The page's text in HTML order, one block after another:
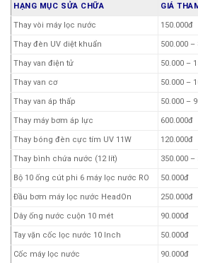
HẠNG MỤC SỬA CHỮA GIÁ
Thay vòi máy lọc nước 150.000đ
Thay đèn UV diệt khuẩn 500.000 –
Thay van điện tử 50.000 –
Thay van cơ 50.000 –
Thay van áp thấp 50.000 –
Thay máy bơm áp lực 600.000đ
Thay bóng đèn cực tím UV 11W 120.000đ
Thay bình chứa nước (12 lít) 350.000 –
Bộ 10 ống cút phi 6 máy lọc nước RO 50.000đ
Đầu bơm máy lọc nước HeadOn 250.000đ
Dây ống nước cuộn 10 mét 90.000đ
Tay vặn cốc lọc nước 10 Inch 50.000đ
Cốc máy lọc nước 90.000đ